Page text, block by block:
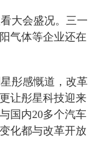
大会盛况。三一
气体等企业还在
彤感慨道，改革
让彤星科技迎来
国内20多个汽车
化都与改革开放